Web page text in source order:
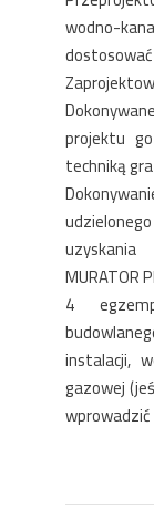
wodno-
projektu
techniką
MURATOR
4
instalacji,
gazowej